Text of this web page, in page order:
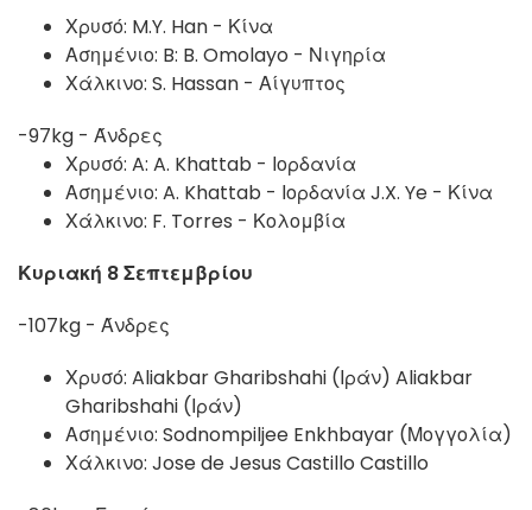
Χρυσό: M.Y. Han - Κίνα
Ασημένιο: B: B. Omolayo - Νιγηρία
Χάλκινο: S. Hassan - Αίγυπτος
-97kg - Άνδρες
Χρυσό: A: A. Khattab - Ιορδανία
Ασημένιο: A. Khattab - Ιορδανία J.X. Ye - Κίνα
Χάλκινο: F. Torres - Κολομβία
Κυριακή 8 Σεπτεμβρίου
-107kg - Άνδρες
Χρυσό: Aliakbar Gharibshahi (Ιράν) Aliakbar
Gharibshahi (Ιράν)
Ασημένιο: Sodnompiljee Enkhbayar (Μογγολία)
Χάλκινο: Jose de Jesus Castillo Castillo